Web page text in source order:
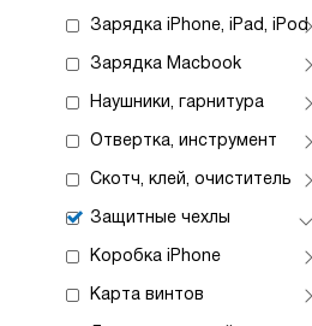
Зарядка iPhone, iPad, iPod
Зарядка Macbook
Наушники, гарнитура
Отвертка, инструмент
Скотч, клей, очиститель
Защитные чехлы
Коробка iPhone
Карта винтов